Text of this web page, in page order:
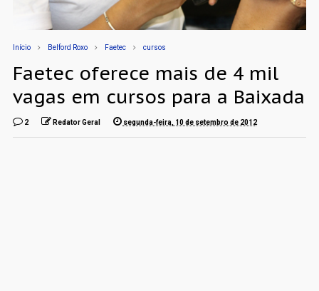
Início Belford Roxo Faetec cursos
Faetec oferece mais de 4 mil
vagas em cursos para a Baixada
2 Redator Geral segunda-feira, 10 de setembro de 2012